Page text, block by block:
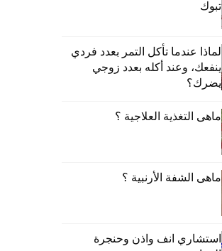
تبوك
لماذا عندما تأكل التمر بعدد فردي
ينفعك، وعند أكله بعدد زوجي
يضرك؟
ماهى التغذية العلاجية ؟
ماهى الشفة الأرنبية ؟
استشاري انف واذن وحنجرة